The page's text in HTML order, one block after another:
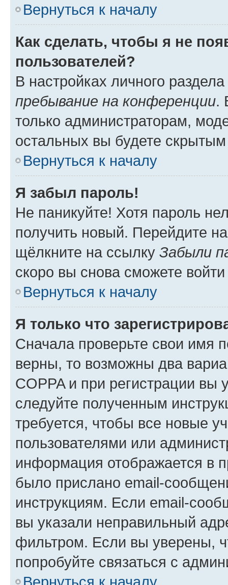
Вернуться к началу
Как сделать, чтобы я не
пользователей?
В настройках личного
пребывание на конференции.
только администраторам,
остальных вы будете
Вернуться к началу
Я забыл пароль!
Не паникуйте! Хотя пароль
получить новый. Перейдите
щёлкните на ссылку Забыли
скоро вы снова сможете
Вернуться к началу
Я только что
Сначала проверьте свои имя
верны, то возможны два
COPPA и при регистрации вы
следуйте полученным
требуется, чтобы все новые
пользователями или
информация отображается в
было прислано email-
инструкциям. Если email-
вы указали неправильный
фильтром. Если вы уверены,
попробуйте связаться с
Вернуться к началу